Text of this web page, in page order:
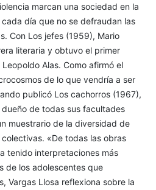
marcan una sociedad en la
día que no se defraudan las
Con Los jefes (1959), Mario
literaria y obtuvo el primer
Alas. Como afirmó el
de lo que vendría a ser
publicó Los cachorros (1967),
de todas sus facultades
muestrario de la diversidad de
«De todas las obras
tenido interpretaciones más
de los adolescentes que
Vargas Llosa reflexiona sobre la